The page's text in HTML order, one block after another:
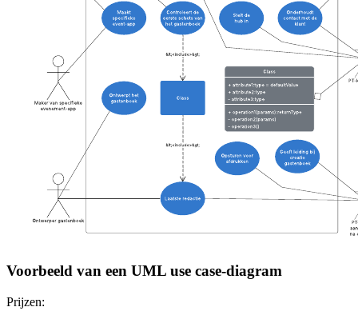
Voorbeeld van een UML use case-diagram
Prijzen: